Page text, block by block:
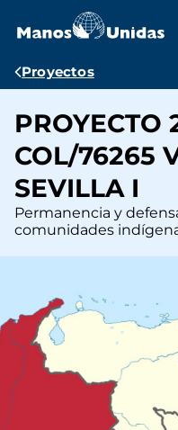
contenido
Ruta
navegación
Proyectos
PROYECTO
COL/76265
SEVILLA I
Permanencia y
comunidades